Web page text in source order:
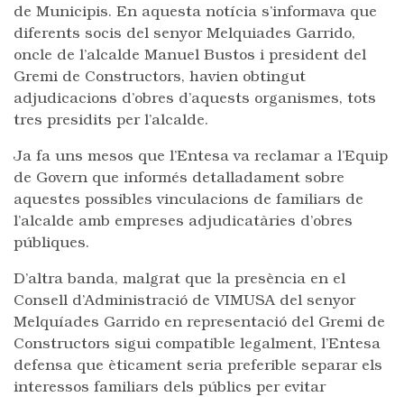
de Municipis. En aquesta notícia s’informava que
diferents socis del senyor Melquiades Garrido,
oncle de l’alcalde Manuel Bustos i president del
Gremi de Constructors, havien obtingut
adjudicacions d’obres d’aquests organismes, tots
tres presidits per l’alcalde.
Ja fa uns mesos que l’Entesa va reclamar a l’Equip
de Govern que informés detalladament sobre
aquestes possibles vinculacions de familiars de
l’alcalde amb empreses adjudicatàries d’obres
públiques.
D’altra banda, malgrat que la presència en el
Consell d’Administració de VIMUSA del senyor
Melquíades Garrido en representació del Gremi de
Constructors sigui compatible legalment, l’Entesa
defensa que èticament seria preferible separar els
interessos familiars dels públics per evitar